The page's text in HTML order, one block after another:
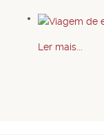
Ler mais...